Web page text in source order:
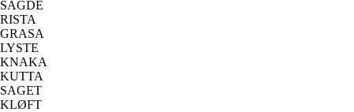
SAGDE
RISTA
GRASA
LYSTE
KNAKA
KUTTA
SAGET
KLØFT